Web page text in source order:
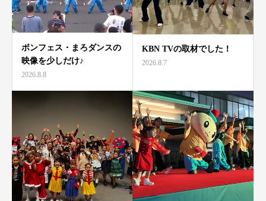
ボンフェス・まろダンスの
映像を少しだけ♪
2026.8.8
KBN TVの取材でした！
2026.8.7